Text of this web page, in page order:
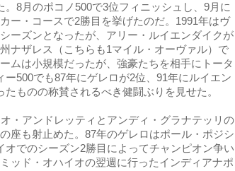
8月のポコノ500で3位フィニッシュし、9月に
ー・コースで2勝目を挙げたのだ。1991年はヴ
ーズンとなったが、アリー・ルイエンダイクが
ナザレス（こちらも1マイル・オーヴァル）で
ムは小規模だったが、強豪たちを相手にトータ
500でも87年にゲレロが2位、91年にルイエン
ものの称賛されるべき健闘ぶりを見せた。
・アンドレッティとアンディ・グラナテッリの
座も射止めた。87年のゲレロはポール・ポジシ
オでのシーズン2勝目によってチャンピオン争い
ッド・オハイオの翌週に行ったインディアナポ